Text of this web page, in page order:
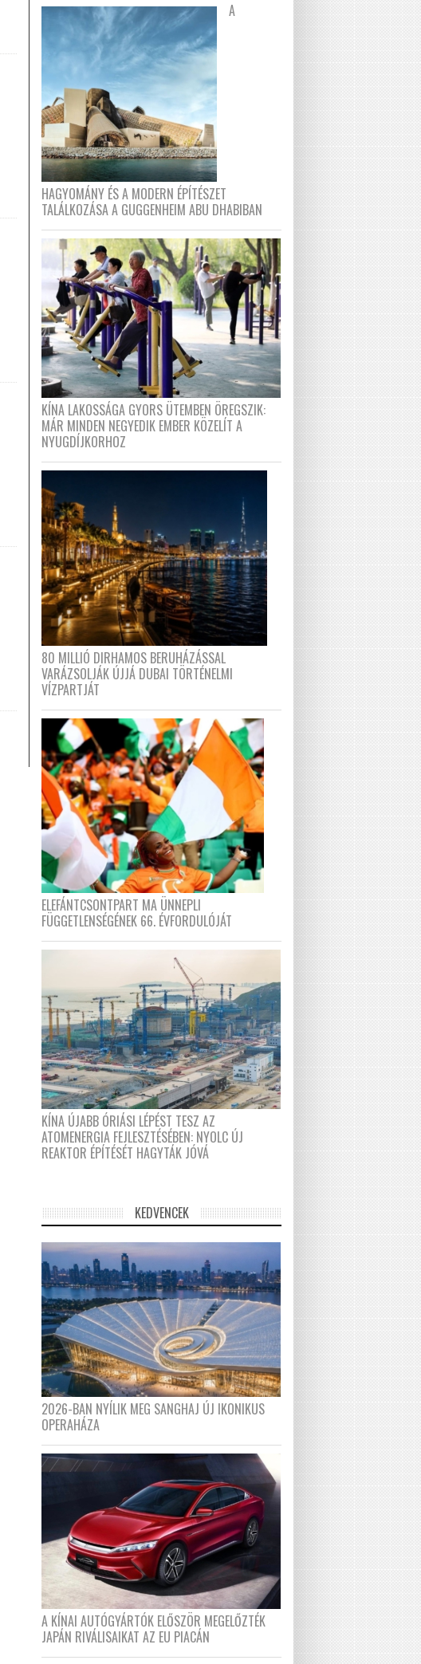
A
HAGYOMÁNY ÉS A MODERN ÉPÍTÉSZET
TALÁLKOZÁSA A GUGGENHEIM ABU DHABIBAN
KÍNA LAKOSSÁGA GYORS ÜTEMBEN ÖREGSZIK:
MÁR MINDEN NEGYEDIK EMBER KÖZELÍT A
NYUGDÍJKORHOZ
80 MILLIÓ DIRHAMOS BERUHÁZÁSSAL
VARÁZSOLJÁK ÚJJÁ DUBAI TÖRTÉNELMI
VÍZPARTJÁT
ELEFÁNTCSONTPART MA ÜNNEPLI
FÜGGETLENSÉGÉNEK 66. ÉVFORDULÓJÁT
KÍNA ÚJABB ÓRIÁSI LÉPÉST TESZ AZ
ATOMENERGIA FEJLESZTÉSÉBEN: NYOLC ÚJ
REAKTOR ÉPÍTÉSÉT HAGYTÁK JÓVÁ
KEDVENCEK
2026-BAN NYÍLIK MEG SANGHAJ ÚJ IKONIKUS
OPERAHÁZA
A KÍNAI AUTÓGYÁRTÓK ELŐSZÖR MEGELŐZTÉK
JAPÁN RIVÁLISAIKAT AZ EU PIACÁN